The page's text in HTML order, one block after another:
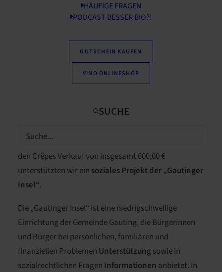
HÄUFIGE FRAGEN
PODCAST BESSER BIO?!
GUTSCHEIN KAUFEN
VINO ONLINESHOP
Im März diesen Jahres feierten wir5 Jahre VollCorner
Biomarkt in Gauting. Das Jubiläumswochenende
nutzten wir für eine besondere Spendenaktion: unser
zu, die sich unsere Kunden in einer
schmecken lassen konnten. Mit den Einnahmen durch
den Crêpes Verkauf von insgesamt 600,00 €
unterstützten wir ein soziales Projekt der „Gautinger
Insel“.
Die „Gautinger Insel“ ist eine niedrigschwellige
Einrichtung der Gemeinde Gauting, die Bürgerinnen
und Bürger bei persönlichen, familiären und
finanziellen Problemen Unterstützungsowie in
sozialrechtlichen Fragen Informationen anbietet. In